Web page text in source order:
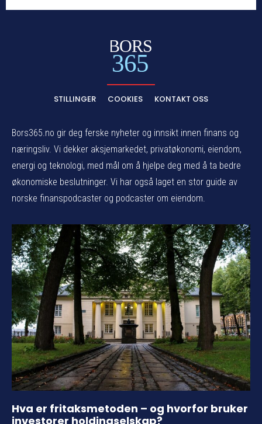
BORS
365
STILLINGER COOKIES KONTAKT OSS
Bors365.no gir deg ferske nyheter og innsikt innen finans og
næringsliv. Vi dekker aksjemarkedet, privatøkonomi, eiendom,
energi og teknologi, med mål om å hjelpe deg med å ta bedre
økonomiske beslutninger. Vi har også laget en stor guide av
norske finanspodcaster og podcaster om eiendom.
Hva er fritaksmetoden – og hvorfor bruker
investorer holdingselskap?